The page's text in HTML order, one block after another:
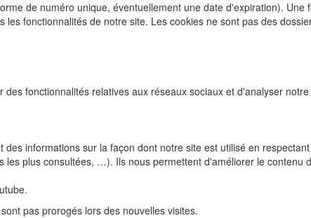
de numéro unique, éventuellement une date d'expiration). Une
fonctionnalités de notre site. Les cookies ne sont pas des
fonctionnalités relatives aux réseaux sociaux et d'analyser
informations sur la façon dont notre site est utilisé en
plus consultées, …). Ils nous permettent d'améliorer le contenu
pas prorogés lors des nouvelles visites.